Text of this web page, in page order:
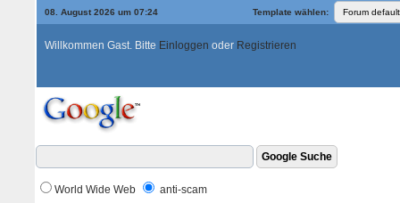
08. August 2026 um 07:24 Template wählen:
Willkommen Gast. Bitte Einloggen oder Registrieren
World Wide Web anti-scam